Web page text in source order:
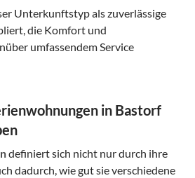
Unterkunftstyp als zuverlässige
die Komfort und
umfassendem Service
in Bastorf
definiert sich nicht nur durch ihre
dadurch, wie gut sie verschiedene